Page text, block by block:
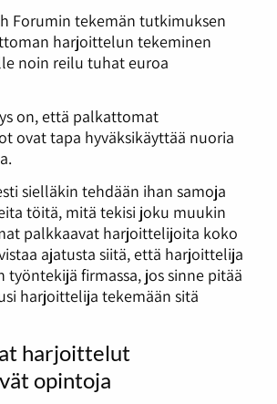
Forumin tekemän tutkimuksen
harjoittelun tekeminen
noin reilu tuhat euroa
on, että palkattomat
ovat tapa hyväksikäyttää nuoria
sielläkin tehdään ihan samoja
töitä, mitä tekisi joku muukin
palkkaavat harjoittelijoita koko
ajatusta siitä, että harjoittelija
firmassa, jos sinne pitää
harjoittelija tekemään sitä
harjoittelut
opintoja